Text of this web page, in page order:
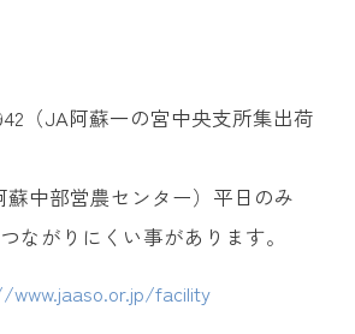
（JA阿蘇一の宮中央支所集出荷
蘇中部営農センター）平日のみ
ながりにくい事があります。
facility